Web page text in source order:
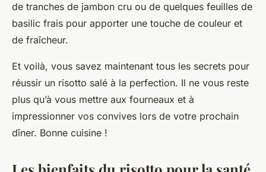
de tranches de jambon cru ou de quelques feuilles de
basilic frais pour apporter une touche de couleur et
de fraîcheur.
Et voilà, vous savez maintenant tous les secrets pour
réussir un risotto salé à la perfection. Il ne vous reste
plus qu’à vous mettre aux fourneaux et à
impressionner vos convives lors de votre prochain
dîner. Bonne cuisine !